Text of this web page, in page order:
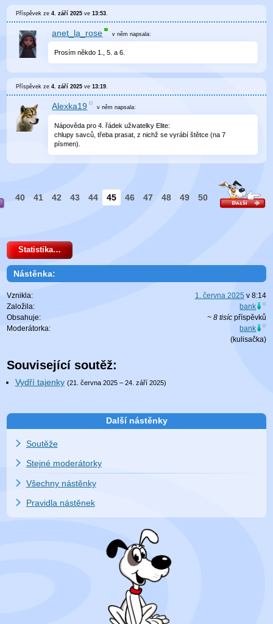
Příspěvek ze4. září 2025 ve13:53.
anet_la_rose v němnapsala:
Prosím někdo 1., 5. a 6.
Příspěvek ze4. září 2025 ve13:19.
Alexka19 v němnapsala:
Nápověda pro 4. řádek uživatelky Elite:
chlupy savců, třeba prasat, z nichž se vyrábí štětce (na 7
písmen).
40 41 42 43 44 45 46 47 48 49 50
Statistika…
Nástěnka:
Vznikla: 1. června 2025 v 8:14
Založila:
bank
Obsahuje:
~ 8 tisícpříspěvků
Moderátorka:
bank
(kulisačka)
Související soutěž:
Vydří tajenky (21. června 2025 – 24. září 2025)
Další nástěnky
Soutěže
Stejné moderátorky
Všechny nástěnky
Pravidla nástěnek